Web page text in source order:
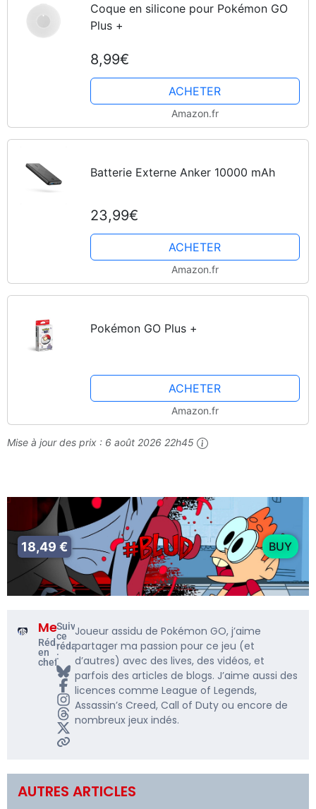
Coque en silicone pour Pokémon GO
Plus +
8,99€
ACHETER
Amazon.fr
Batterie Externe Anker 10000 mAh
23,99€
ACHETER
Amazon.fr
Pokémon GO Plus +
ACHETER
Amazon.fr
Mise à jour des prix : 6 août 2026 22h45
18,49 € BUY
Me5rine_
Rédacteur
en
chef
Suivre
ce
rédacteur
:
Joueur assidu de Pokémon GO, j’aime
partager ma passion pour ce jeu (et
d’autres) avec des lives, des vidéos, et
parfois des articles de blogs. J’aime aussi des
licences comme League of Legends,
Assassin’s Creed, Call of Duty ou encore de
nombreux jeux indés.
AUTRES ARTICLES